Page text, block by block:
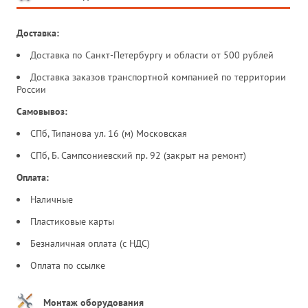
Доставка:
Доставка по Санкт-Петербургу и области от 500 рублей
Доставка заказов транспортной компанией по территории
России
Самовывоз:
СПб, Типанова ул. 16 (м) Московская
СПб, Б. Сампсониевский пр. 92 (закрыт на ремонт)
Оплата:
Наличные
Пластиковые карты
Безналичная оплата (с НДС)
Оплата по ссылке
Монтаж оборудования